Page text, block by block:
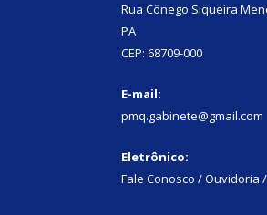
Rua Cônego Siqueira
PA
CEP: 68709-000
E-mail:
pmq.gabinete@gmail.com
Eletrônico:
Fale Conosco / Ouvidoria